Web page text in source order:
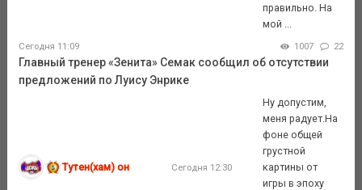
правильно. На
мой ...
Сегодня 11:09 1007 22
Главный тренер «Зенита» Семак сообщил об отсутствии
предложений по Луису Энрике
Тутен(хам) он Сегодня 12:30
Ну допустим,
меня радует.На
фоне общей
грустной
картины от
игры в эпоху